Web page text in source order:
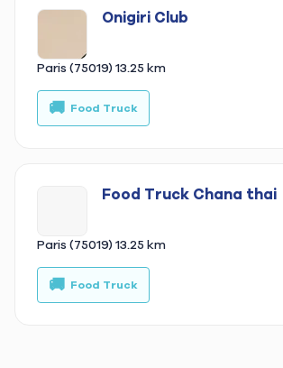
Onigiri Club
Paris (75019) 13.25 km
🚚 Food Truck
Food Truck Chana thai
Paris (75019) 13.25 km
🚚 Food Truck